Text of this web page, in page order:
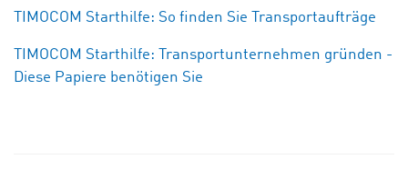
TIMOCOM Starthilfe: So finden Sie Transportaufträge
TIMOCOM Starthilfe: Transportunternehmen gründen -
Diese Papiere benötigen Sie